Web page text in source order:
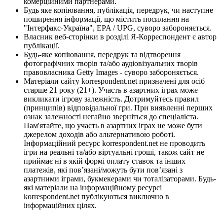
Будь яке копіювання, публікація, передрук, чи наступне
поширення інформації, що містить посилання на
"Інтерфакс-Україна", EPA / UPG, суворо забороняється.
Власник веб-сторінки в розділі Я-Корреспондент є автор
публікації.
Будь-яке копіювання, передрук та відтворення
фотографічних творів та/або аудіовізуальних творів
правовласника Getty Images - суворо забороняється.
Матеріали сайту korrespondent.net призначені для осіб
старше 21 року (21+). Участь в азартних іграх може
викликати ігрову залежність. Дотримуйтесь правил
(принципів) відповідальної гри. При виявленні перших
ознак залежності негайно зверніться до спеціаліста.
Пам'ятайте, що участь в азартних іграх не може бути
джерелом доходів або альтернативою роботі.
Інформаційний ресурс korrespondent.net не проводить
ігри на реальні та/або віртуальні гроші, також сайт не
приймає ні в якій формі оплату ставок та інших
платежів, які пов’язані/можуть бути пов’язані з
азартними іграми, букмекерами чи тоталізаторами. Будь-
які матеріали на інформаційному ресурсі
korrespondent.net публікуються виключно в
інформаційних цілях.